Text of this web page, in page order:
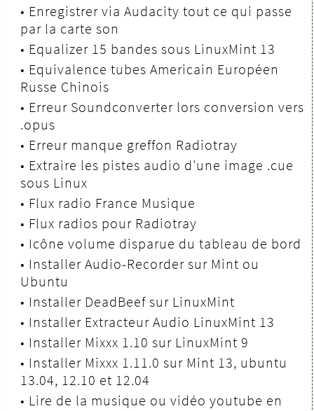
• Enregistrer via Audacity tout ce qui passe
par la carte son
• Equalizer 15 bandes sous LinuxMint 13
• Equivalence tubes Americain Européen
Russe Chinois
• Erreur Soundconverter lors conversion vers
.opus
• Erreur manque greffon Radiotray
• Extraire les pistes audio d'une image .cue
sous Linux
• Flux radio France Musique
• Flux radios pour Radiotray
• Icône volume disparue du tableau de bord
• Installer Audio-Recorder sur Mint ou
Ubuntu
• Installer DeadBeef sur LinuxMint
• Installer Extracteur Audio LinuxMint 13
• Installer Mixxx 1.10 sur LinuxMint 9
• Installer Mixxx 1.11.0 sur Mint 13, ubuntu
13.04, 12.10 et 12.04
• Lire de la musique ou vidéo youtube en